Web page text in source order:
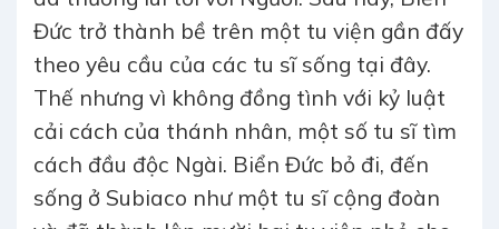
Đức trở thành bề trên một tu viện gần đấy
theo yêu cầu của các tu sĩ sống tại đây.
Thế nhưng vì không đồng tình với kỷ luật
cải cách của thánh nhân, một số tu sĩ tìm
cách đầu độc Ngài. Biển Đức bỏ đi, đến
sống ở Subiaco như một tu sĩ cộng đoàn